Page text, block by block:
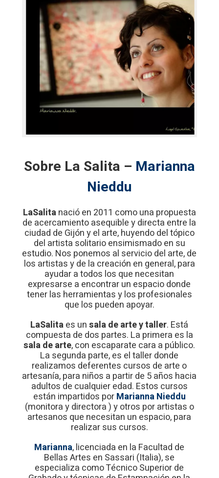
Sobre La Salita – Marianna
Nieddu
LaSalitanació en 2011 como una propuesta
de acercamiento asequible y directa entre la
ciudad de Gijón y el arte, huyendo del tópico
del artista solitario ensimismado en su
estudio. Nos ponemos al servicio del arte, de
los artistas y de la creación en general, para
ayudar a todos los que necesitan
expresarse a encontrar un espacio donde
tener las herramientas y los profesionales
que los pueden apoyar.
LaSalitaes unsala de arte y taller. Está
compuesta de dos partes. La primera es la
sala de arte, con escaparate cara a público.
La segunda parte, es el taller donde
realizamos deferentes cursos de arte o
artesanía, para niños a partir de 5 años hacia
adultos de cualquier edad. Estos cursos
están impartidos porMarianna Nieddu
(monitora y directora ) y otros por artistas o
artesanos que necesitan un espacio, para
realizar sus cursos.
Marianna, licenciada en la Facultad de
Bellas Artes en Sassari (Italia), se
especializa como Técnico Superior de